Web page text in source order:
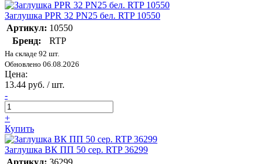
Заглушка PPR 32 PN25 бел. RTP 10550
Артикул: 10550
Бренд:
RTP
На складе 92 шт.
Обновлено 06.08.2026
Цена:
13.44 руб. / шт.
-
+
Купить
Заглушка ВК ПП 50 сер. RTP 36299
Артикул: 36299